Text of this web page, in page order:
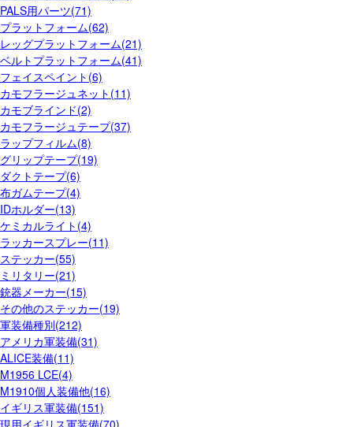
PALS用パーツ(71)
プラットフォーム(62)
レッグプラットフォーム(21)
ベルトプラットフォーム(41)
フェイスペイント(6)
カモフラージュネット(11)
カモブラインド(2)
カモフラージュテープ(37)
ラップフィルム(8)
グリップテープ(19)
ダクトテープ(6)
布ガムテープ(4)
IDホルダー(13)
ケミカルライト(4)
ラッカースプレー(11)
ステッカー(55)
ミリタリー(21)
銃器メーカー(15)
その他のステッカー(19)
軍装備種別(212)
アメリカ軍装備(31)
ALICE装備(11)
M1956 LCE(4)
M1910個人装備他(16)
イギリス軍装備(151)